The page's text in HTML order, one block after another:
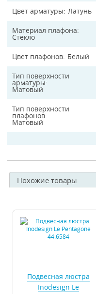
Цвет арматуры Латунь
Материал плафона
Стекло
Цвет плафонов Белый
Тип поверхности
арматуры
Матовый
Тип поверхности
плафонов
Матовый
Похожие товары
Подвесная люстра
Inodesign Le